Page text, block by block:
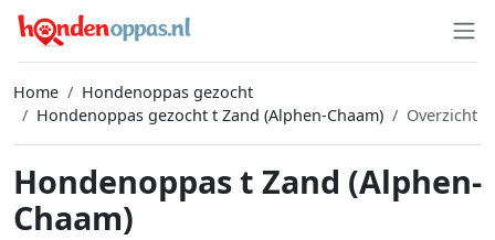
Home
Hondenoppas gezocht
Hondenoppas gezocht t Zand (Alphen-Chaam)
Overzicht
Hondenoppas t Zand (Alphen-
Chaam)